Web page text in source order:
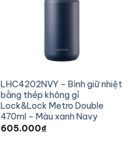
LHC4202NVY – Bình giữ nhiệt
bằng thép không gỉ
Lock&Lock Metro Double
470ml – Màu xanh Navy
605.000₫